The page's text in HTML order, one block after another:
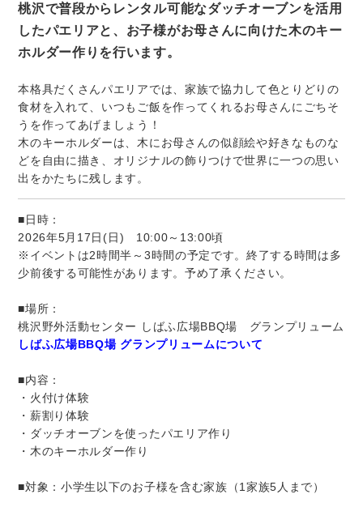
桃沢で普段からレンタル可能なダッチオーブンを活用
したパエリアと、お子様がお母さんに向けた木のキー
ホルダー作りを行います。
本格具だくさんパエリアでは、家族で協力して色とりどりの
食材を入れて、いつもご飯を作ってくれるお母さんにごちそ
うを作ってあげましょう！
木のキーホルダーは、木にお母さんの似顔絵や好きなものな
どを自由に描き、オリジナルの飾りつけで世界に一つの思い
出をかたちに残します。
■日時：
2026年5月17日(日) 10:00～13:00頃
※イベントは2時間半～3時間の予定です。終了する時間は多
少前後する可能性があります。予め了承ください。
■場所：
桃沢野外活動センター しばふ広場BBQ場 グランプリューム
しばふ広場BBQ場 グランプリュームについて
■内容：
・火付け体験
・薪割り体験
・ダッチオーブンを使ったパエリア作り
・木のキーホルダー作り
■対象：小学生以下のお子様を含む家族（1家族5人まで）